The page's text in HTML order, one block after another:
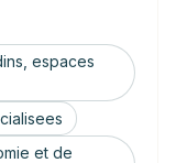
espaces
et de